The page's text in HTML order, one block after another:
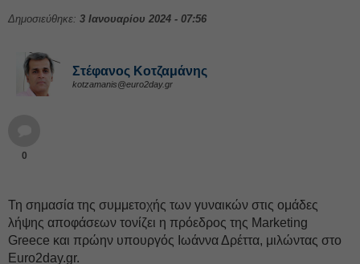
Δημοσιεύθηκε: 3 Ιανουαρίου 2024 - 07:56
Στέφανος Kοτζαμάνης
kotzamanis@euro2day.gr
0
Τη σημασία της συμμετοχής των γυναικών στις ομάδες
λήψης αποφάσεων τονίζει η πρόεδρος της Marketing
Greece και πρώην υπουργός Ιωάννα Δρέττα, μιλώντας στο
Euro2day.gr.